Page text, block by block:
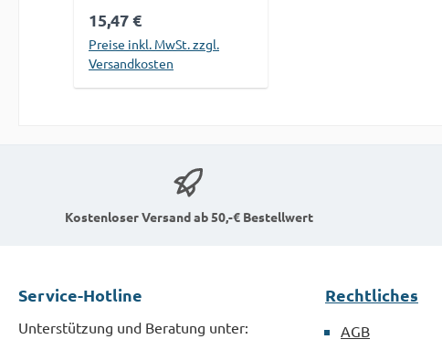
eine größere,
magnetische
Auflagefläche für den
Schraubenhalter eine
verzinkt nach DIN 3126
Regulärer Preis:
15,47 €
Preise inkl. MwSt. zzgl.
Versandkosten
Kostenloser Versand ab 50,-€ Bestellwert
Service-Hotline
Unterstützung und Beratung unter:
Rechtliches
AGB